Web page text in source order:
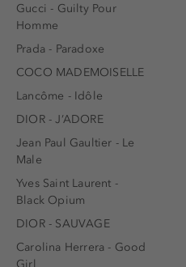
Gucci - Guilty Pour
Homme
Prada - Paradoxe
COCO MADEMOISELLE
Lancôme - Idôle
DIOR - J’ADORE
Jean Paul Gaultier - Le
Male
Yves Saint Laurent -
Black Opium
DIOR - SAUVAGE
Carolina Herrera - Good
Girl